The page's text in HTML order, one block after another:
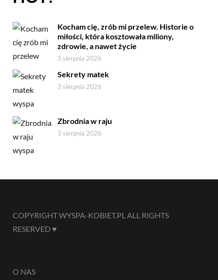
Kocham cię, zrób mi przelew. Historie o
miłości, która kosztowała miliony,
zdrowie, a nawet życie
3 sierpnia 2026
Sekrety matek
3 sierpnia 2026
Zbrodnia w raju
3 sierpnia 2026
COPYRIGHT WYSPA-KOBIET.PL ALL RIGHTS
RESERVED ♥
O NAS